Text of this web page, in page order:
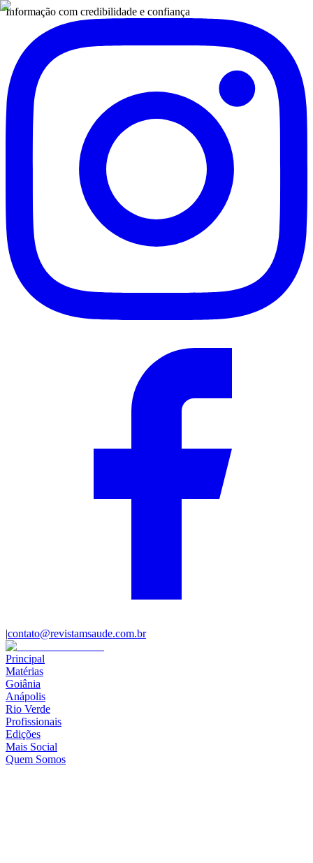
Informação com credibilidade e confiança
|contato@revistamsaude.com.br
Principal
Matérias
Goiânia
Anápolis
Rio Verde
Profissionais
Edições
Mais Social
Quem Somos